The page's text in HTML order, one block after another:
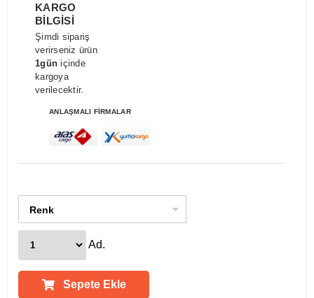
KARGO
BİLGİSİ
Şimdi sipariş
verirseniz ürün
1gün içinde
kargoya
verilecektir.
ANLAŞMALI FİRMALAR
Renk
Ad.
Sepete Ekle